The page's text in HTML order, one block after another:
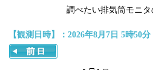
調べたい排気筒モニ
【観測日時】：2026年8月7日 5時50分